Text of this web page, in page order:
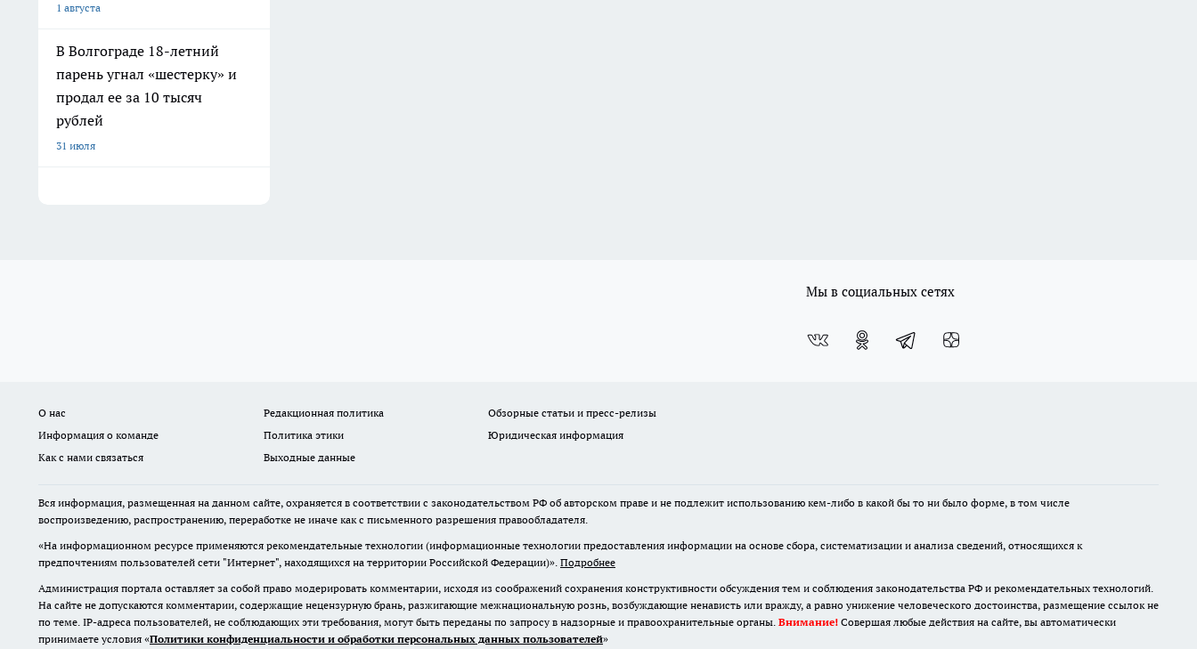
1 августа
В Волгограде 18-летний
парень угнал «шестерку» и
продал ее за 10 тысяч
рублей
31 июля
Мы в социальных сетях
О нас Редакционная политика
Обзорные статьи и пресс-релизы
Информация о команде
Политика этики
Юридическая информация
Как с нами связаться
Выходные данные
Вся информация, размещенная на данном сайте, охраняется в соответствии с законодательством РФ об авторском праве и не подлежит использованию кем-либо в какой бы то ни было форме, в том числе
воспроизведению, распространению, переработке не иначе как с письменного разрешения правообладателя.
«На информационном ресурсе применяются рекомендательные технологии (информационные технологии предоставления информации на основе сбора, систематизации и анализа сведений, относящихся к
предпочтениям пользователей сети "Интернет", находящихся на территории Российской Федерации)». Подробнее
Администрация портала оставляет за собой право модерировать комментарии, исходя из соображений сохранения конструктивности обсуждения тем и соблюдения законодательства РФ и рекомендательных технологий.
На сайте не допускаются комментарии, содержащие нецензурную брань, разжигающие межнациональную рознь, возбуждающие ненависть или вражду, а равно унижение человеческого достоинства, размещение ссылок не
по теме. IP-адреса пользователей, не соблюдающих эти требования, могут быть переданы по запросу в надзорные и правоохранительные органы. Внимание! Совершая любые действия на сайте, вы автоматически
принимаете условия «Политики конфиденциальности и обработки персональных данных пользователей»